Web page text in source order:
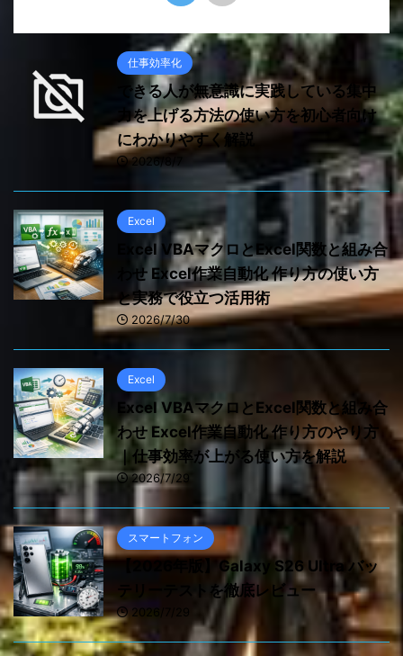
仕事効率化
できる人が無意識に実践している集中
力を上げる方法の使い方を初心者向け
にわかりやすく解説
2026/8/7
Excel
Excel VBAマクロとExcel関数と組み合
わせ Excel作業自動化 作り方の使い方
と実務で役立つ活用術
2026/7/30
Excel
Excel VBAマクロとExcel関数と組み合
わせ Excel作業自動化 作り方のやり方
｜仕事効率が上がる使い方を解説
2026/7/29
スマートフォン
【2026年版】Galaxy S26 Ultra バッ
テリーテストを徹底レビュー
2026/7/29